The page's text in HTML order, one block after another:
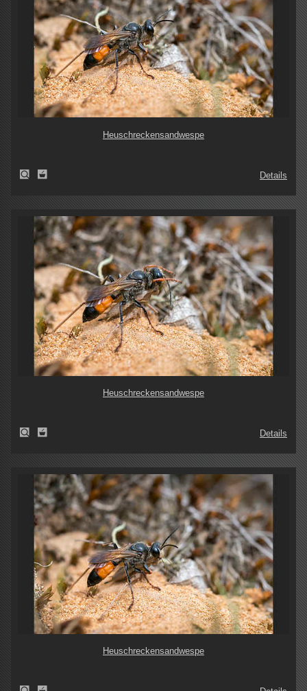
Heuschreckensandwespe
Details
Heuschreckensandwespe
Details
Heuschreckensandwespe